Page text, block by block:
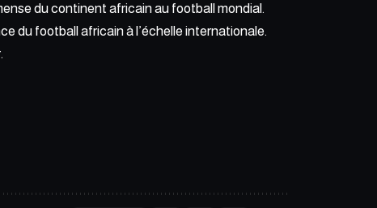
du continent africain au football mondial.
du football africain à l’échelle internationale.